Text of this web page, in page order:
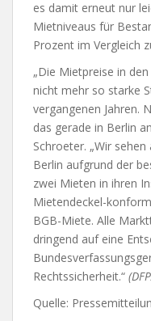
es damit erneut nur
Mietniveaus für
Prozent im Vergleich
„Die Mietpreise in
nicht mehr so starke
vergangenen Jahren.
das gerade in Berlin
Schroeter. „Wir
Berlin aufgrund der
zwei Mieten in ihren
Mietendeckel-
BGB-Miete. Alle
dringend auf eine
Rechtssicherheit.“
Quelle: